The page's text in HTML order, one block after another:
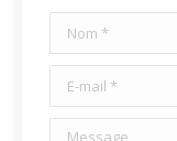
Nom *
E-mail *
Message